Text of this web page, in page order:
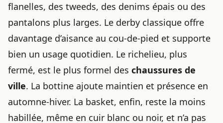
flanelles, des tweeds, des denims épais ou des
pantalons plus larges. Le derby classique offre
davantage d’aisance au cou-de-pied et supporte
bien un usage quotidien. Le richelieu, plus
fermé, est le plus formel des chaussures de
ville. La bottine ajoute maintien et présence en
automne-hiver. La basket, enfin, reste la moins
habillée, même en cuir blanc ou noir, et n’a pas